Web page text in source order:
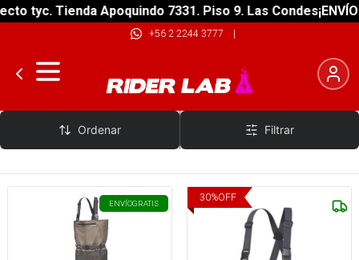
tyc. Tienda Apoquindo 7331. Piso 9. Las Condes
+56 2 2244 3777 |
Greys
Ordenar Filtrar
ENVÍOGRATIS
30%OFF